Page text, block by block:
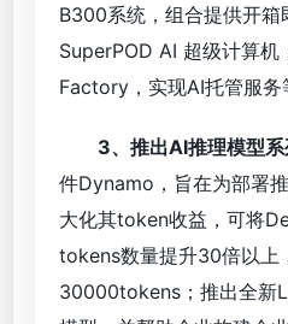
B300系统，组合提供开箱
SuperPOD AI 超级计算
Factory，实现AI托管服务
3、推出AI推理模型系
件Dynamo，旨在为部署
大化其token收益，可将
tokens数量提升30倍以上
30000tokens；推出全新